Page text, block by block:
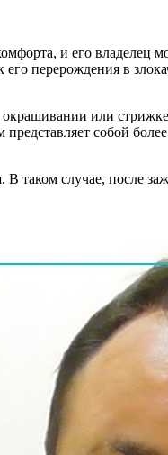
и его владелец
перерождения в
или
собой
таком случае, после